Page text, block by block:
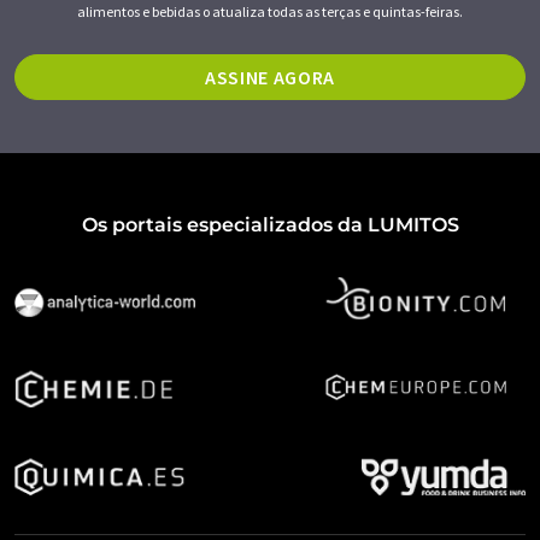
alimentos e bebidas o atualiza todas as terças e quintas-feiras.
ASSINE AGORA
Os portais especializados da LUMITOS